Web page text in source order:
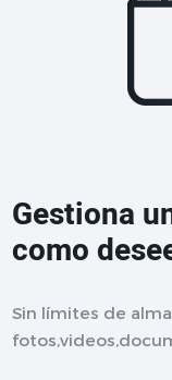
Gestiona
como
Sin límites de